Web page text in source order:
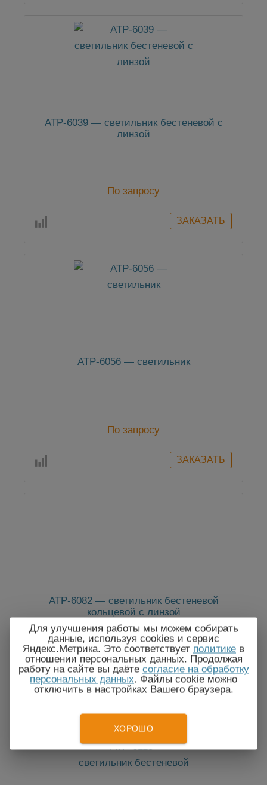
АТР-6039 — светильник бестеневой с
линзой
По запросу
АТР-6056 — светильник
По запросу
АТР-6082 — светильник бестеневой
кольцевой с линзой
По запросу
Для улучшения работы мы можем собирать
данные, используя cookies и сервис
Яндекс.Метрика. Это соответствует политике в
отношении персональных данных. Продолжая
работу на сайте вы даёте согласие на обработку
персональных данных. Файлы cookie можно
отключить в настройках Вашего браузера.
ХОРОШО